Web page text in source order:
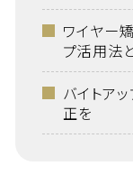
ワイヤー
プ活用法
バイトア
正を